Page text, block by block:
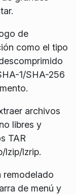
de
como el tipo
1/SHA-256
archivos
libres y
TAR
lzip/lzrip.
remodelado
de menú y